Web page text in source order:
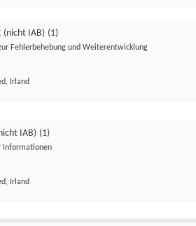
(nicht IAB) (1)
Fehlerbehebung und Weiterentwicklung
Irland
IAB) (1)
Informationen
Irland